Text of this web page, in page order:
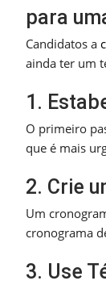
para
Candidatos a
ainda ter um
1.
O primeiro
que é mais
2. Crie
Um
cronograma
3. Use